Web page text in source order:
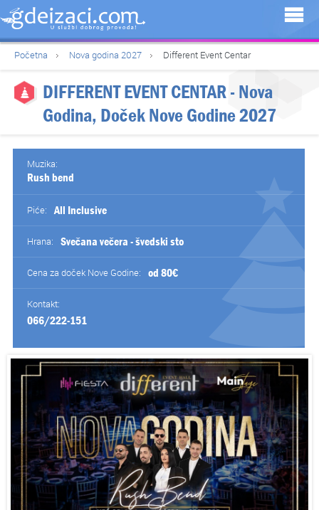
Početna Nova godina 2027 Different Event Centar
DIFFERENT EVENT CENTAR- Nova
Godina, Doček Nove Godine 2027
Muzika:
Rush bend
Piće: All Inclusive
Hrana: Svečana večera - švedski sto
Cena za doček Nove Godine: od 80€
Kontakt:
066/222-151